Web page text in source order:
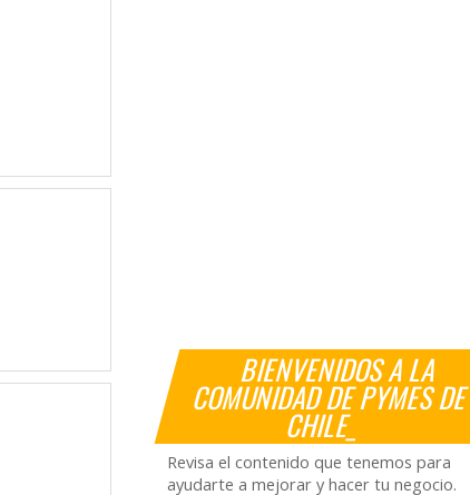
BIENVENIDOS A LA
COMUNIDAD DE PYMES DE
CHILE_
Revisa el contenido que tenemos para
ayudarte a mejorar y hacer tu negocio.